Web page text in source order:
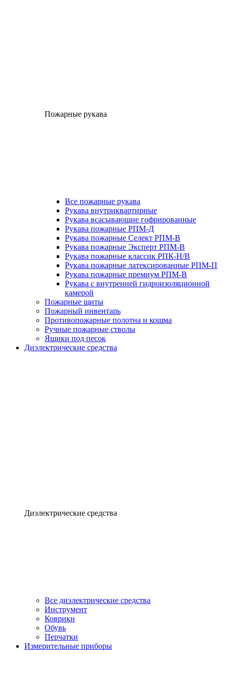
Пожарные рукава
Все пожарные рукава
Рукава внутриквартирные
Рукава всасывающие гофрированные
Рукава пожарные РПМ-Д
Рукава пожарные Селект РПМ-В
Рукава пожарные Эксперт РПМ-В
Рукава пожарные классик РПК-Н/В
Рукава пожарные латексированные РПМ-П
Рукава пожарные премиум РПМ-В
Рукава с внутренней гидроизоляционной
камерой
Пожарные щиты
Пожарный инвентарь
Противопожарные полотна и кошма
Ручные пожарные стволы
Ящики под песок
Диэлектрические средства
Диэлектрические средства
Все диэлектрические средства
Инструмент
Коврики
Обувь
Перчатки
Измерительные приборы